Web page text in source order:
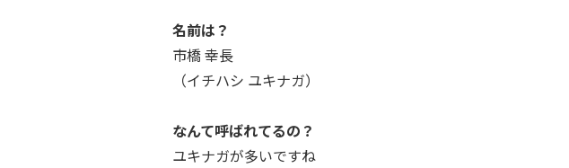
名前は？
市橋 幸長
（イチハシ ユキナガ）
なんて呼ばれてるの？
ユキナガが多いですね